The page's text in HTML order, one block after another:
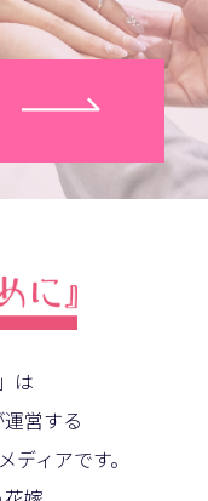
は
営する
ィアです。